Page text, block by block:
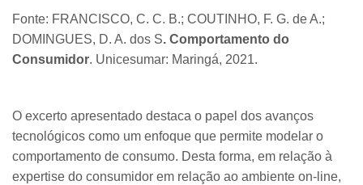
Fonte: FRANCISCO, C. C. B.; COUTINHO, F. G. de A.;
DOMINGUES, D. A. dos S. Comportamento do
Consumidor. Unicesumar: Maringá, 2021.
O excerto apresentado destaca o papel dos avanços
tecnológicos como um enfoque que permite modelar o
comportamento de consumo. Desta forma, em relação à
expertise do consumidor em relação ao ambiente on-line,